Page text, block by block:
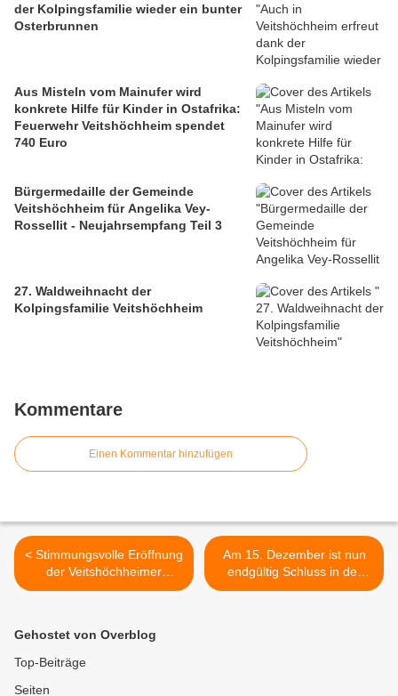
der Kolpingsfamilie wieder ein bunter
Osterbrunnen
Aus Misteln vom Mainufer wird
konkrete Hilfe für Kinder in Ostafrika:
Feuerwehr Veitshöchheim spendet
740 Euro
Bürgermedaille der Gemeinde
Veitshöchheim für Angelika Vey-
Rossellit - Neujahrsempfang Teil 3
27. Waldweihnacht der
Kolpingsfamilie Veitshöchheim
Kommentare
Einen Kommentar hinzufügen
< Stimmungsvolle Eröffnung
der Veitshöchheimer
Altortweihnacht
Am 15. Dezember ist nun
endgültig Schluss in der
Wiek'schen Boutique-
Gehostet von Overblog
Top-Beiträge
Seiten